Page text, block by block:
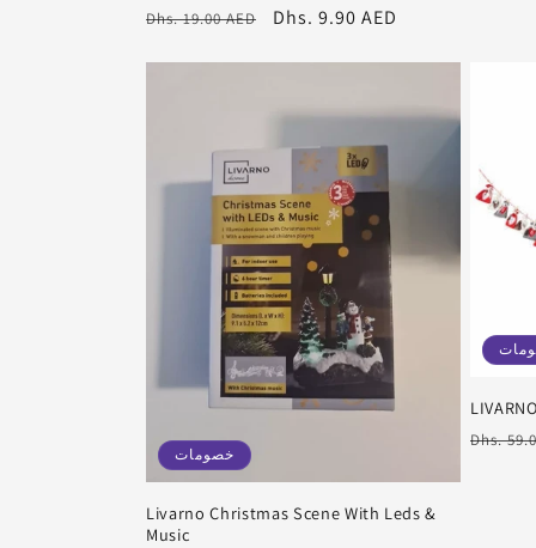
سعر
Dhs. 19.00 AED
سعر
Dhs. 9.90 AED
خصومات
Livarno Christmas Scene With Leds &
Music
سعر
Dhs.